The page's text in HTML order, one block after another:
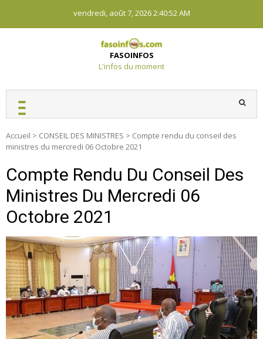
content
vendredi, août 7, 20262:40:53 AM
FASOINFOS
L'infos du moment
Accueil > CONSEIL DES MINISTRES > Compte rendu du conseil des
ministres du mercredi 06 Octobre 2021
Compte Rendu Du Conseil Des
Ministres Du Mercredi 06
Octobre 2021